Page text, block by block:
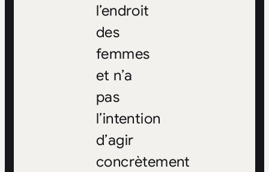
l’endroit
des
femmes
et n’a
pas
l’intention
d’agir
concrètement